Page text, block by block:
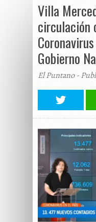
Villa
circulación
Gobierno
El Puntano -